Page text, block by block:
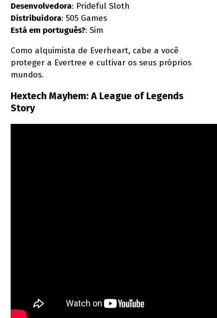
Desenvolvedora: Prideful Sloth
Distribuidora: 505 Games
Está em português?: Sim
Como alquimista de Everheart, cabe a você
proteger a Evertree e cultivar os seus próprios
mundos.
Hextech Mayhem: A League of Legends
Story